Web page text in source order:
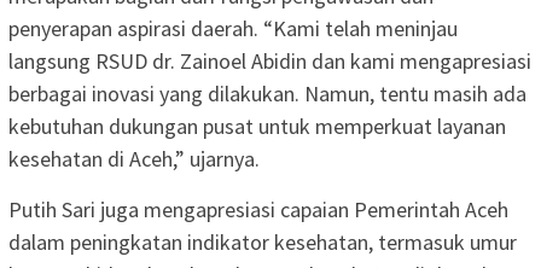
penyerapan aspirasi daerah. “Kami telah meninjau
langsung RSUD dr. Zainoel Abidin dan kami mengapresiasi
berbagai inovasi yang dilakukan. Namun, tentu masih ada
kebutuhan dukungan pusat untuk memperkuat layanan
kesehatan di Aceh,” ujarnya.
Putih Sari juga mengapresiasi capaian Pemerintah Aceh
dalam peningkatan indikator kesehatan, termasuk umur